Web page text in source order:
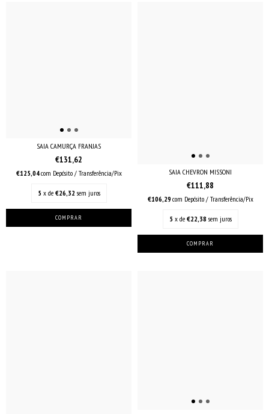
SAIA CAMURÇA FRANJAS
€131,62
€125,04com Depósito / Transferência/Pix
5 x de €26,32 sem juros
SAIA CHEVRON MISSONI
€111,88
€106,29com Depósito / Transferência/Pix
5 x de €22,38 sem juros